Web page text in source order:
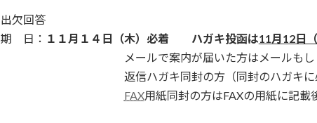
出欠回答
期 日： １１月１４日（木）必着 ハガキ投函は11月12日
メールで案内が届いた方はメールもしくはＨ
返信ハガキ同封の方（同封のハガキに必要事
FAX用紙同封の方はFAXの用紙に記載